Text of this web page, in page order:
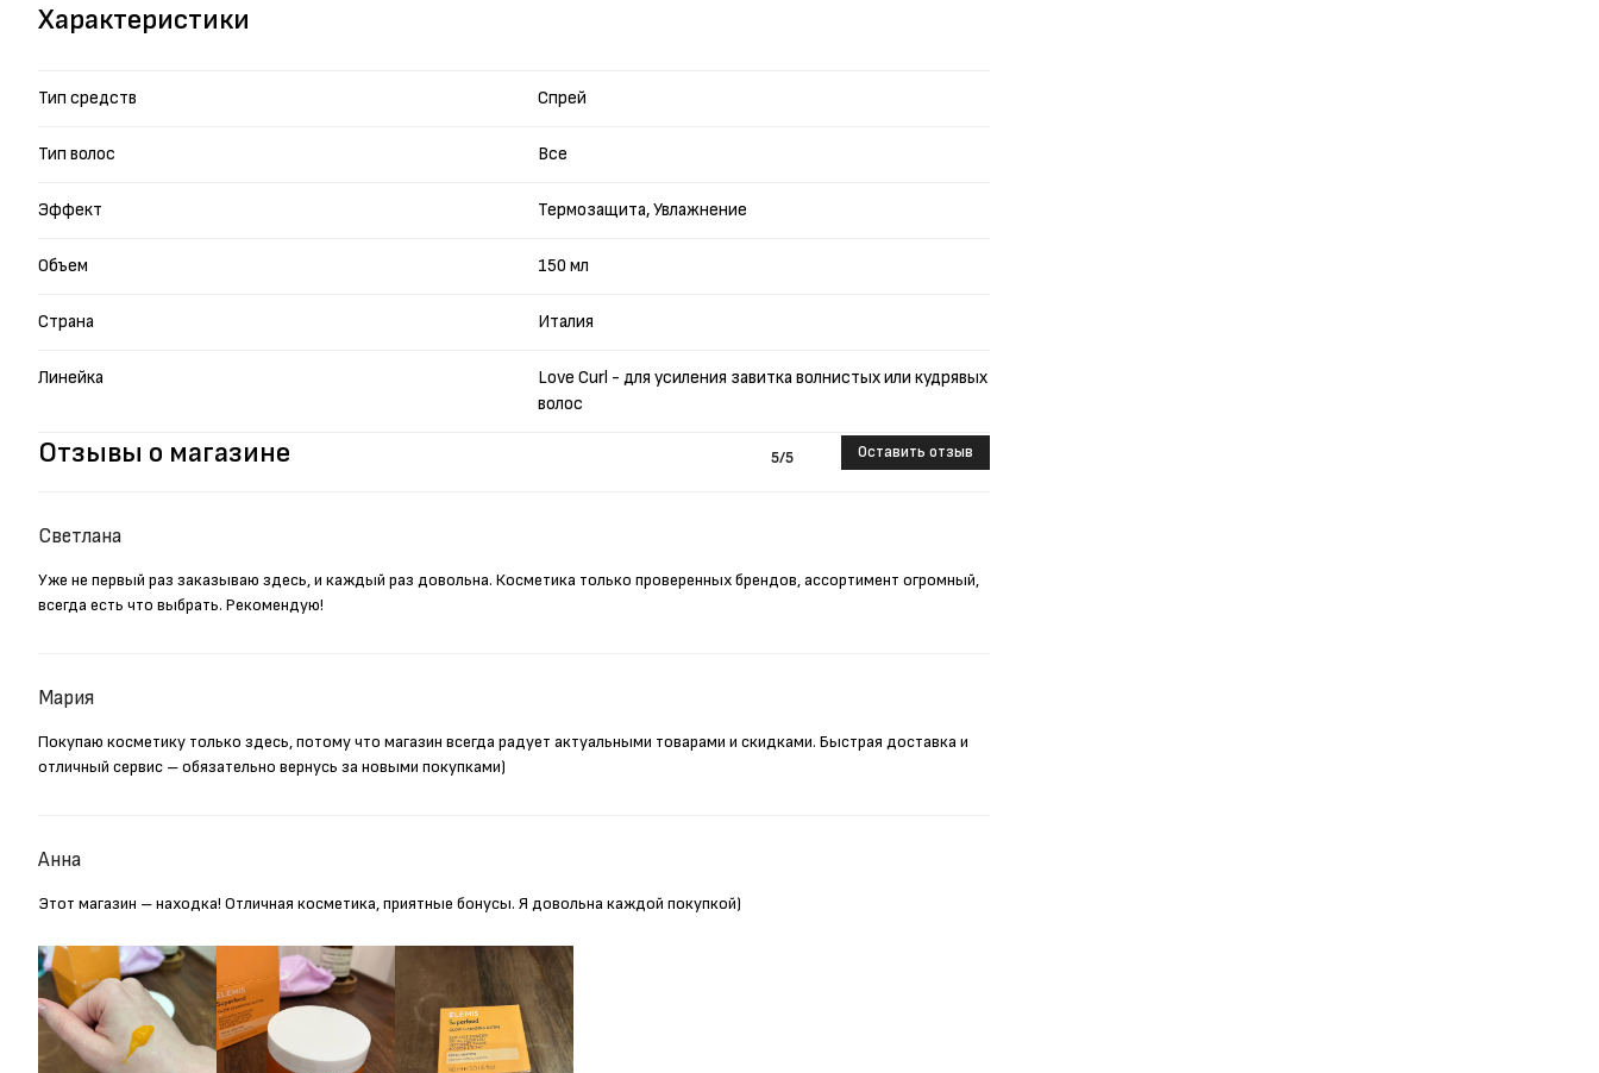
Отзывы о магазине 5/5 Оставить отзыв
Светлана
Уже не первый раз заказываю здесь, и каждый раз довольна. Косметика только проверенных брендов, ассортимент огромный,
всегда есть что выбрать. Рекомендую!
Мария
Покупаю косметику только здесь, потому что магазин всегда радует актуальными товарами и скидками. Быстрая доставка и
отличный сервис – обязательно вернусь за новыми покупками)
Анна
Этот магазин – находка! Отличная косметика, приятные бонусы. Я довольна каждой покупкой)
Характеристики
Тип средств Спрей
Тип волос Все
Эффект Термозащита, Увлажнение
Объем 150 мл
Страна Италия
Линейка
Love Curl - для усиления завитка волнистых или кудрявых
волос